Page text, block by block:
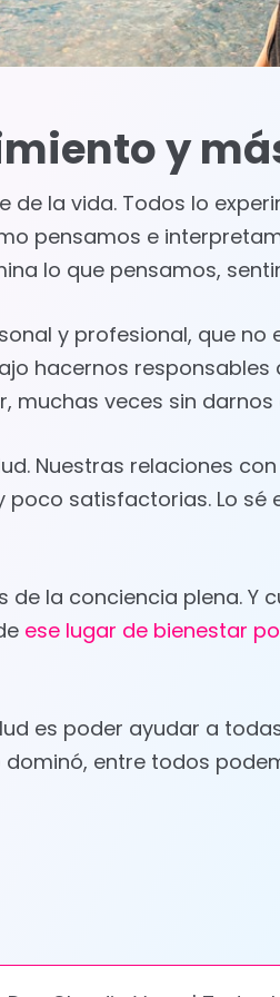
y
la vida. Todos lo
pensamos e
lo que pensamos,
y profesional, que
hacernos
muchas veces sin darnos
Nuestras relaciones
satisfactorias. Lo sé
la conciencia plena.
ese lugar de bienestar
es poder ayudar a
entre todos